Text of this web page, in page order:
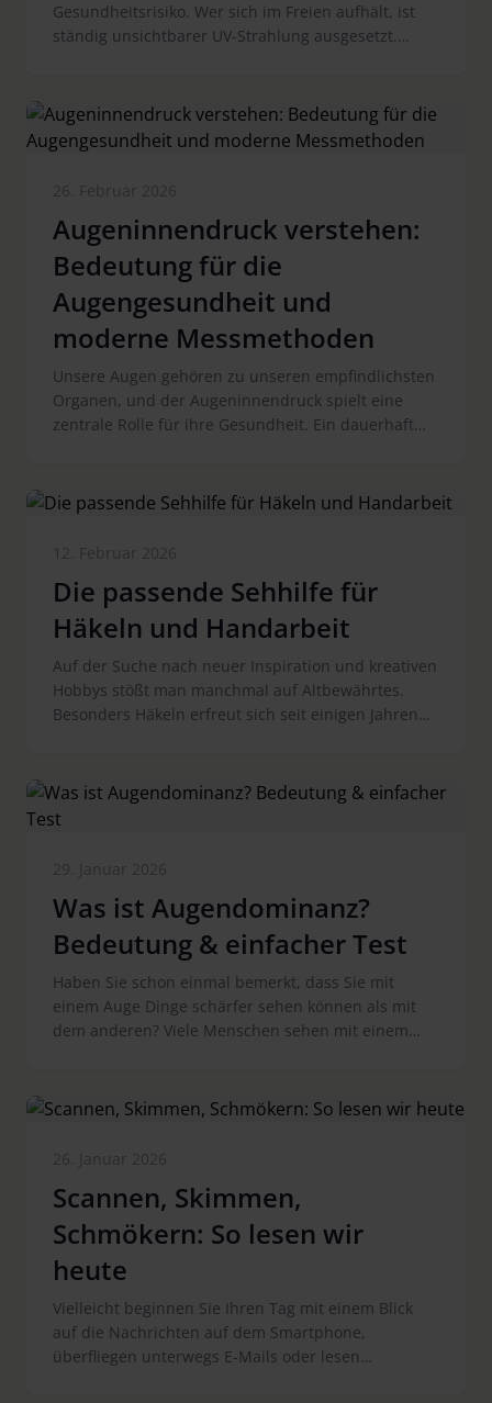
Gesundheitsrisiko. Wer sich im Freien aufhält, ist
ständig unsichtbarer UV-Strahlung ausgesetzt.
sich gezielter zu schützen. Ein bewusster Umgang
mit Sonne und ein zuverlässiger Sonnenschutz sind
unverzichtbar.
26. Februar 2026
Augeninnendruck verstehen:
Bedeutung für die
Augengesundheit und
moderne Messmethoden
Unsere Augen gehören zu unseren empfindlichsten
Organen, und der Augeninnendruck spielt eine
zentrale Rolle für ihre Gesundheit. Ein dauerhaft
lange, bevor Betroffene erste Symptome bemerken.
verstehen, Risikofaktoren zu kennen und
12. Februar 2026
Die passende Sehhilfe für
Häkeln und Handarbeit
Auf der Suche nach neuer Inspiration und kreativen
Hobbys stößt man manchmal auf Altbewährtes.
Besonders Häkeln erfreut sich seit einigen Jahren
mobilux® LED und maxiPLUS optimal zur
Unterstützung einsetzen.
29. Januar 2026
Was ist Augendominanz?
Bedeutung & einfacher Test
Haben Sie schon einmal bemerkt, dass Sie mit
einem Auge Dinge schärfer sehen können als mit
dem anderen? Viele Menschen sehen mit einem
Augendominanz. Sie beeinflusst, wie wir z.B. im
fotografieren. In diesem Artikel erfahren Sie, was
und wie Sie mit einem einfachen Test herausfinden,
welches Auge bei Ihnen dominant ist.
26. Januar 2026
Scannen, Skimmen,
Schmökern: So lesen wir
heute
Vielleicht beginnen Sie Ihren Tag mit einem Blick
auf die Nachrichten auf dem Smartphone,
überfliegen unterwegs E-Mails oder lesen